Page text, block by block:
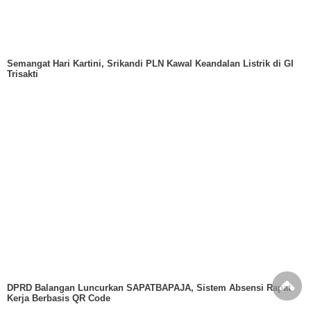
Semangat Hari Kartini, Srikandi PLN Kawal Keandalan Listrik di GI
Trisakti
DPRD Balangan Luncurkan SAPATBAPAJA, Sistem Absensi Rapat
Kerja Berbasis QR Code